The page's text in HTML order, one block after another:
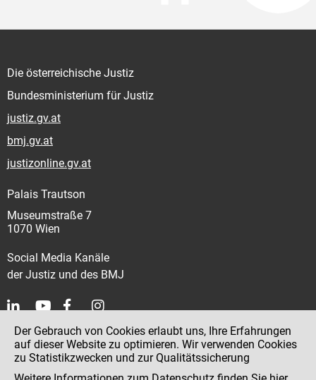
Die österreichische Justiz
Bundesministerium für Justiz
justiz.gv.at
bmj.gv.at
justizonline.gv.at
Palais Trautson
Museumstraße 7
1070 Wien
Social Media Kanäle
der Justiz und des BMJ
Kontakt
Impressum
Der Gebrauch von Cookies erlaubt uns, Ihre Erfahrungen
auf dieser Website zu optimieren. Wir verwenden Cookies
zu Statistikzwecken und zur Qualitätssicherung